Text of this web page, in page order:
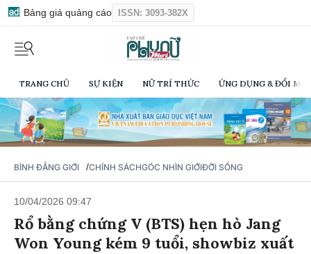
Bảng giá quảng cáo ISSN: 3093-382X
TRANG CHỦ SỰ KIỆN NỮ TRÍ THỨC ỨNG DỤNG & ĐỔI
BÌNH ĐẲNG GIỚI /CHÍNH SÁCHGÓC NHÌN GIỚIĐỜI SỐNG
10/04/2026 09:47
Rổ bằng chứng V (BTS) hẹn hò Jang
Won Young kém 9 tuổi, showbiz xuất